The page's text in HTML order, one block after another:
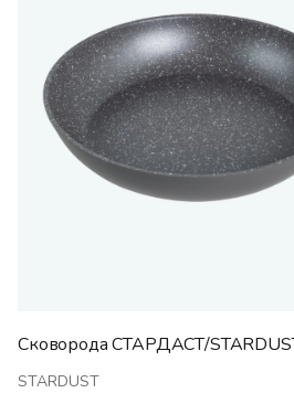
Сковорода СТАРДАСТ/
STARDUST